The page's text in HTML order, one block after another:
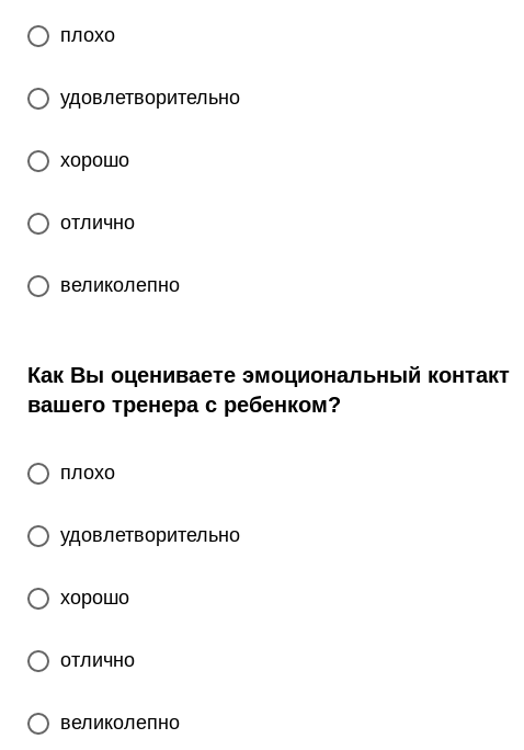
плохо
удовлетворительно
хорошо
отлично
великолепно
Как Вы оцениваете эмоциональный контакт
вашего тренера с ребенком?
плохо
удовлетворительно
хорошо
отлично
великолепно